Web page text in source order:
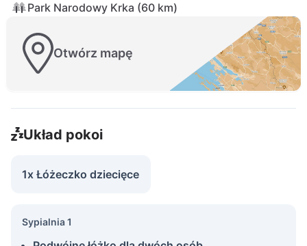
Park Narodowy Krka (60 km)
Otwórz mapę
Układ pokoi
1x Łóżeczko dziecięce
Sypialnia 1